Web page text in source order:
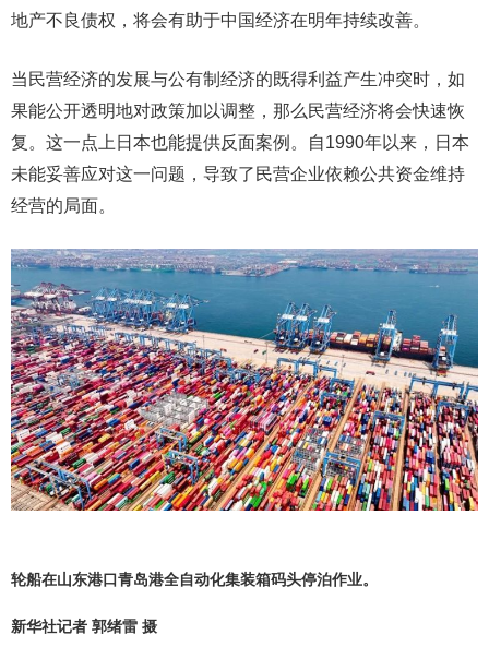
地产不良债权，将会有助于中国经济在明年持续改善。
当民营经济的发展与公有制经济的既得利益产生冲突时，如
果能公开透明地对政策加以调整，那么民营经济将会快速恢
复。这一点上日本也能提供反面案例。自1990年以来，日本
未能妥善应对这一问题，导致了民营企业依赖公共资金维持
经营的局面。
轮船在山东港口青岛港全自动化集装箱码头停泊作业。
新华社记者 郭绪雷 摄